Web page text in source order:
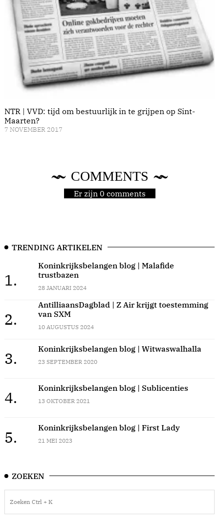
NTR | VVD: tijd om bestuurlijk in te grijpen op Sint-
Maarten?
7 NOVEMBER 2017
COMMENTS
Er zijn 0 comments
TRENDING ARTIKELEN
1.
Koninkrijksbelangen blog | Malafide
trustbazen
28 JANUARI 2024
2.
AntilliaansDagblad | Z Air krijgt toestemming
van SXM
10 AUGUSTUS 2024
3.
Koninkrijksbelangen blog | Witwaswalhalla
23 SEPTEMBER 2020
4.
Koninkrijksbelangen blog | Sublicenties
13 OKTOBER 2021
5.
Koninkrijksbelangen blog | First Lady
21 MEI 2023
ZOEKEN